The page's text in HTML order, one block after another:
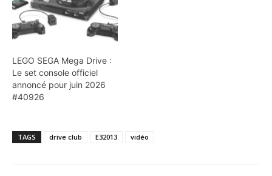
LEGO SEGA Mega Drive :
Le set console officiel
annoncé pour juin 2026
#40926
TAGS drive club E32013 vidéo